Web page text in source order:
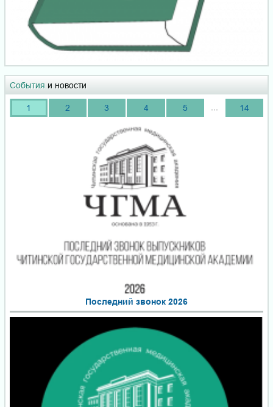
События и новости
1 2 3 4 5 14
Последний звонок 2026